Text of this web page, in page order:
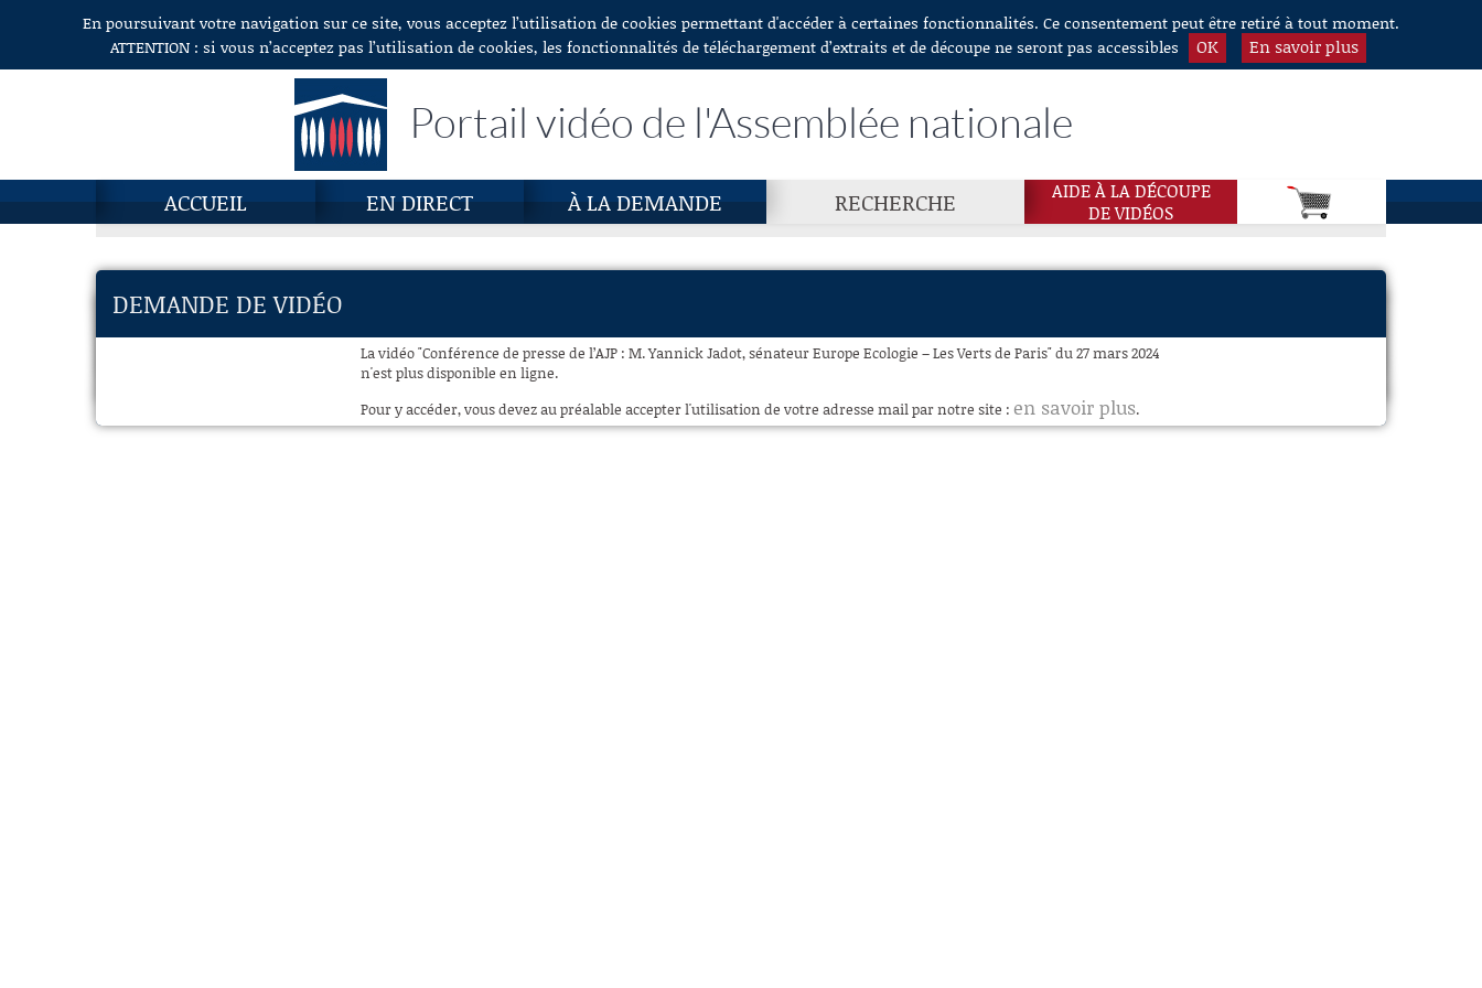
Aller au contenuEn poursuivant votre navigation sur ce site, vous acceptez l’utilisation de cookies permettant d'accéder à certaines fonctionnalités. Ce consentement peut être retiré à tout moment.
ATTENTION : si vous n’acceptez pas l’utilisation de cookies, les fonctionnalités de téléchargement d’extraits et de découpe ne seront pas accessibles
OK En savoir plus
Portail vidéo de l'Assemblée nationale
ACCUEIL EN DIRECT À LA DEMANDE RECHERCHE
AIDE À LA DÉCOUPE
DE VIDÉOS
DEMANDE DE VIDÉO
La vidéo "Conférence de presse de l’AJP : M. Yannick Jadot, sénateur Europe Ecologie – Les Verts de Paris" du 27 mars 2024
n'est plus disponible en ligne.
Pour y accéder, vous devez au préalable accepter l'utilisation de votre adresse mail par notre site : en savoir plus.